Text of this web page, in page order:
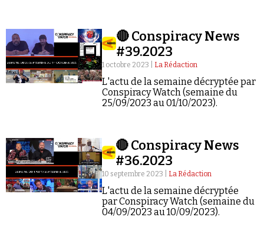
🔴 Conspiracy News
#39.2023
1 octobre 2023 | La Rédaction
L'actu de la semaine décryptée par
Conspiracy Watch (semaine du
25/09/2023 au 01/10/2023).
🔴 Conspiracy News
#36.2023
10 septembre 2023 | La Rédaction
L'actu de la semaine décryptée
par Conspiracy Watch (semaine du
04/09/2023 au 10/09/2023).